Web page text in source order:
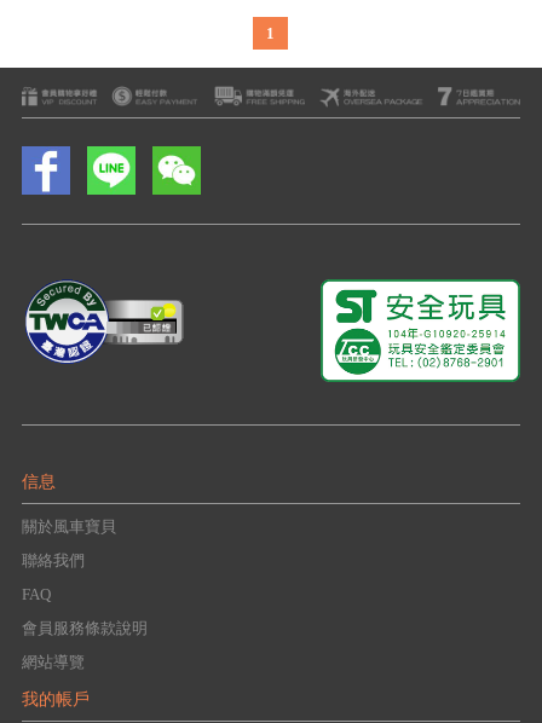
1
信息
關於風車寶貝
聯絡我們
FAQ
會員服務條款說明
網站導覽
我的帳戶